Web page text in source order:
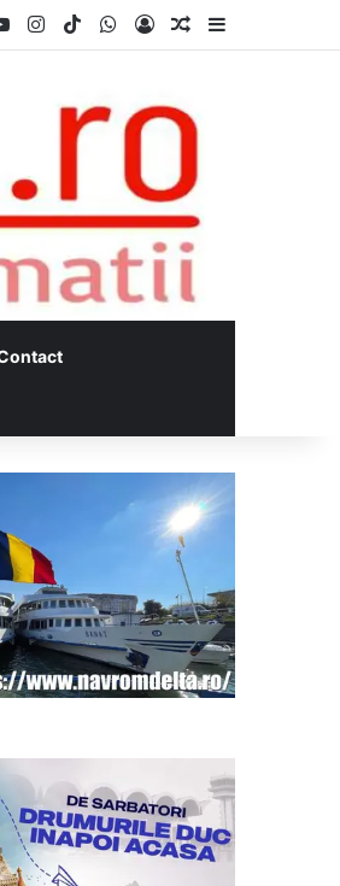
YouTubeInstagram
TikTokWhatsApp
Log InRandom Article